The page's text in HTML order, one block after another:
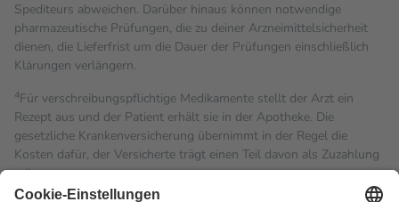
Spediteurs abweichen. Darüber hinaus können notwendige
pharmazeutische Prüfungen, die zu deiner Arzneimittelsicherheit
dienen, die Lieferfrist um die Dauer der Prüfungen einschließlich
Klärungen verlängern.
4Für verschreibungspflichtige Medikamente stellt der Arzt ein
Rezept aus und der Patient erhält sie in der Apotheke. Die
gesetzliche Krankenversicherung übernimmt in der Regel die
Kosten dafür, der Versicherte trägt einen Teil davon als Zuzahlung
mit.
Grundsätzlich leisten Mitglieder Zuzahlungen in Höhe von zehn